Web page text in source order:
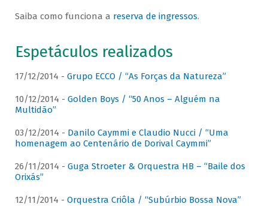
Saiba como funciona a reserva de ingressos.
Espetáculos realizados
17/12/2014 - Grupo ECCO / “As Forças da Natureza”
10/12/2014 - Golden Boys / “50 Anos – Alguém na
Multidão”
03/12/2014 - Danilo Caymmi e Claudio Nucci / “Uma
homenagem ao Centenário de Dorival Caymmi”
26/11/2014 - Guga Stroeter & Orquestra HB – “Baile dos
Orixás”
12/11/2014 - Orquestra Criôla / “Subúrbio Bossa Nova”